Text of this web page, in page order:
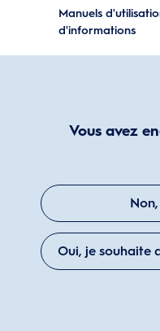
Manuels
d'informations
Vous avez
Oui, je souhaite